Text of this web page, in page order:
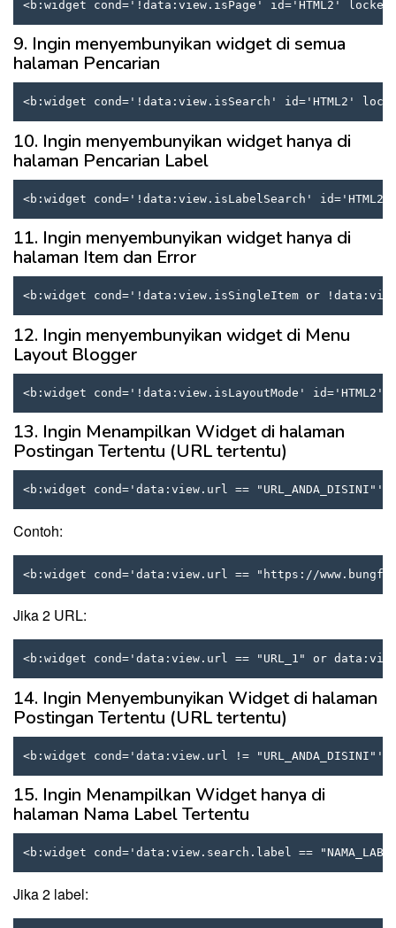
<b:widget cond='!data:view.isPage' id='HTML2'
9. Ingin menyembunyikan widget di semua
halaman Pencarian
<b:widget cond='!data:view.isSearch' id='HTML2'
10. Ingin menyembunyikan widget hanya di
halaman Pencarian Label
<b:widget cond='!data:view.isLabelSearch'
11. Ingin menyembunyikan widget hanya di
halaman Item dan Error
<b:widget cond='!data:view.isSingleItem or
12. Ingin menyembunyikan widget di Menu
Layout Blogger
<b:widget cond='!data:view.isLayoutMode'
13. Ingin Menampilkan Widget di halaman
Postingan Tertentu (URL tertentu)
<b:widget cond='data:view.url ==
Contoh:
<b:widget cond='data:view.url == "https://
Jika 2 URL:
<b:widget cond='data:view.url == "URL_1" or
14. Ingin Menyembunyikan Widget di halaman
Postingan Tertentu (URL tertentu)
<b:widget cond='data:view.url !=
15. Ingin Menampilkan Widget hanya di
halaman Nama Label Tertentu
<b:widget cond='data:view.search.label ==
Jika 2 label: